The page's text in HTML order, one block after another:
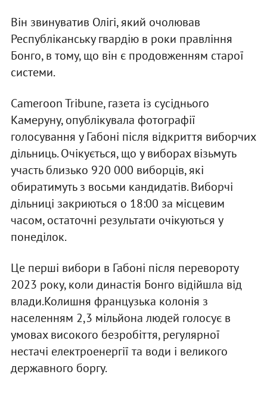
Він звинуватив Олігі, який очолював
Республіканську гвардію в роки правління
Бонго, в тому, що він є продовженням старої
системи.
Cameroon Tribune, газета із сусіднього
Камеруну, опублікувала фотографії
голосування у Габоні після відкриття виборчих
дільниць. Очікується, що у виборах візьмуть
участь близько 920 000 виборців, які
обиратимуть з восьми кандидатів. Виборчі
дільниці закриються о 18:00 за місцевим
часом, остаточні результати очікуються у
понеділок.
Це перші вибори в Габоні після перевороту
2023 року, коли династія Бонго відійшла від
влади.Колишня французька колонія з
населенням 2,3 мільйона людей голосує в
умовах високого безробіття, регулярної
нестачі електроенергії та води і великого
державного боргу.